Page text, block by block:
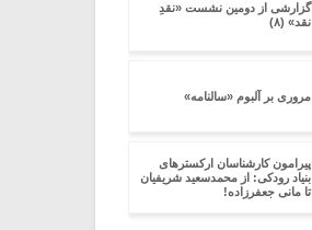
گزارشی از دومین نشست «نقدِ
نقد» (۸)
مروری بر آلبوم «سالنامه»
پیرامون کارشناسان ارکسترهای
بنیاد رودکی: از محمدسعید شریفیان
تا مانی جعفرزاده!